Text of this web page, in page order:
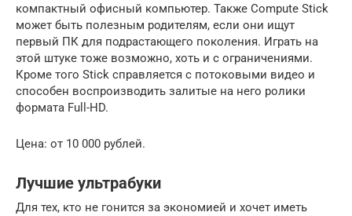
компактный офисный компьютер. Также Compute Stick
может быть полезным родителям, если они ищут
первый ПК для подрастающего поколения. Играть на
этой штуке тоже возможно, хоть и с ограничениями.
Кроме того Stick справляется с потоковыми видео и
способен воспроизводить залитые на него ролики
формата Full-HD.
Цена: от 10 000 рублей.
Лучшие ультрабуки
Для тех, кто не гонится за экономией и хочет иметь